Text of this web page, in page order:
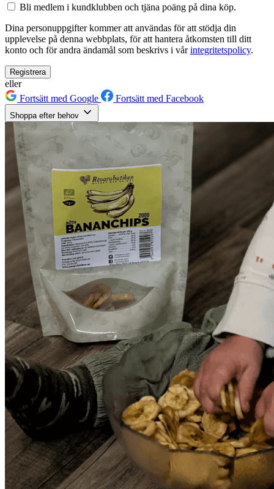
Bli medlem i kundklubben och tjäna poäng på dina köp.
Dina personuppgifter kommer att användas för att stödja din
upplevelse på denna webbplats, för att hantera åtkomsten till ditt
konto och för andra ändamål som beskrivs i vårintegritetspolicy.
Registrera
eller
Fortsätt med Google
Fortsätt med Facebook
Shoppa efter behov